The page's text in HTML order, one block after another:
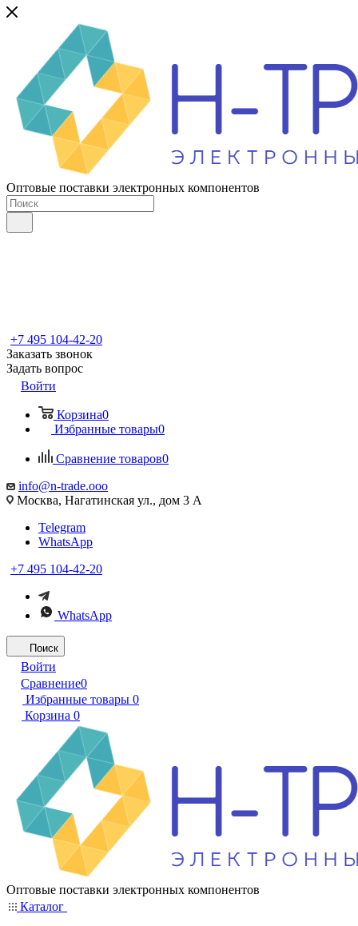
Оптовые поставки электронных компонентов
+7 495 104-42-20
Заказать звонок
Задать вопрос
Войти
Корзина0
Избранные товары0
Сравнение товаров0
info@n-trade.ooo
Москва, Нагатинская ул., дом 3 А
Telegram
WhatsApp
+7 495 104-42-20
WhatsApp
Поиск
Войти
Сравнение0
Избранные товары 0
Корзина 0
Оптовые поставки электронных компонентов
Каталог